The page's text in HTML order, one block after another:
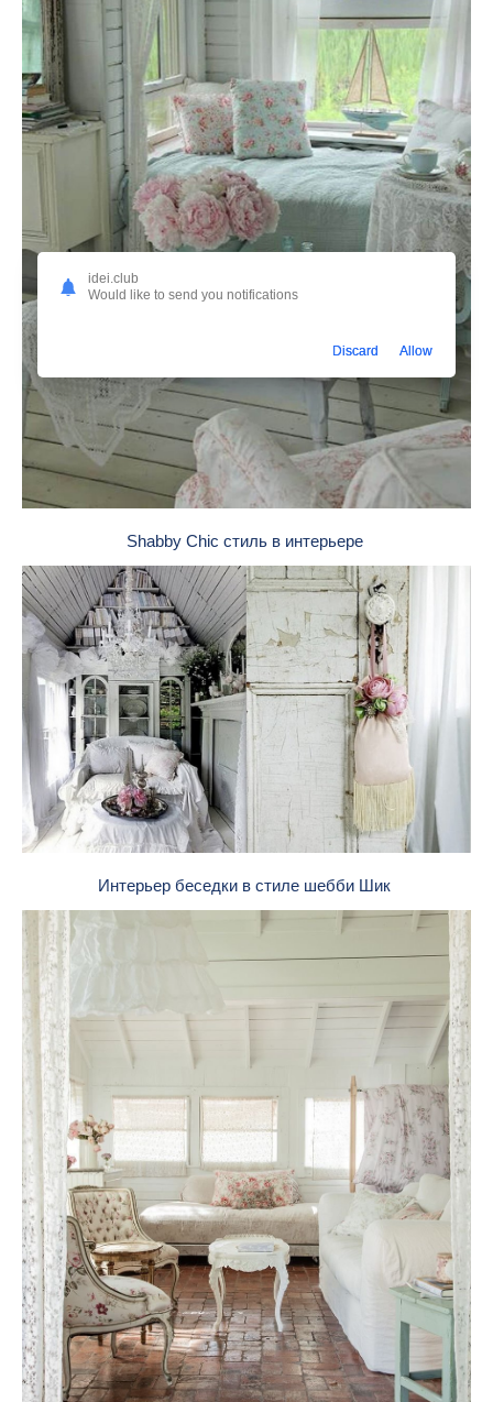
Shabby Chic стиль в интерьере
Интерьер беседки в стиле шебби Шик
idei.club
Would like to send you notifications
Discard Allow